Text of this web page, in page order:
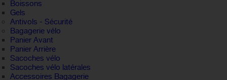
Boissons
Gels
Antivols - Sécurité
Bagagerie vélo
Panier Avant
Panier Arrière
Sacoches vélo
Sacoches vélo latérales
Accessoires Bagagerie